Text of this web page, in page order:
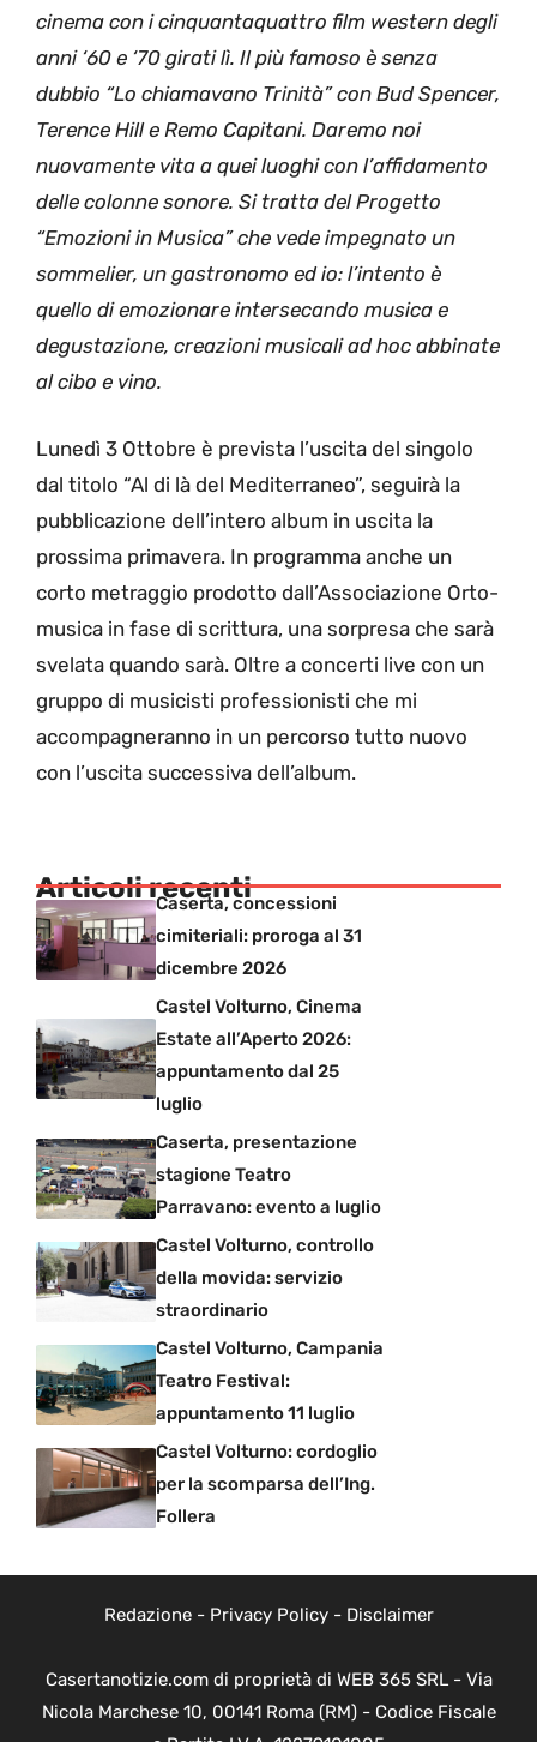
cinema con i cinquantaquattro film western degli
anni ‘60 e ‘70 girati lì. Il più famoso è senza
dubbio “Lo chiamavano Trinità” con Bud Spencer,
Terence Hill e Remo Capitani. Daremo noi
nuovamente vita a quei luoghi con l’affidamento
delle colonne sonore. Si tratta del Progetto
“Emozioni in Musica” che vede impegnato un
sommelier, un gastronomo ed io: l’intento è
quello di emozionare intersecando musica e
degustazione, creazioni musicali ad hoc abbinate
al cibo e vino.
Lunedì 3 Ottobre è prevista l’uscita del singolo
dal titolo “Al di là del Mediterraneo”, seguirà la
pubblicazione dell’intero album in uscita la
prossima primavera. In programma anche un
corto metraggio prodotto dall’Associazione Orto-
musica in fase di scrittura, una sorpresa che sarà
svelata quando sarà. Oltre a concerti live con un
gruppo di musicisti professionisti che mi
accompagneranno in un percorso tutto nuovo
con l’uscita successiva dell’album.
Articoli recenti
Caserta, concessioni
cimiteriali: proroga al 31
dicembre 2026
Castel Volturno, Cinema
Estate all’Aperto 2026:
appuntamento dal 25
luglio
Caserta, presentazione
stagione Teatro
Parravano: evento a luglio
Castel Volturno, controllo
della movida: servizio
straordinario
Castel Volturno, Campania
Teatro Festival:
appuntamento 11 luglio
Castel Volturno: cordoglio
per la scomparsa dell’Ing.
Follera
Redazione- Privacy Policy- Disclaimer
Casertanotizie.com di proprietà di WEB 365 SRL - Via
Nicola Marchese 10, 00141 Roma (RM) - Codice Fiscale